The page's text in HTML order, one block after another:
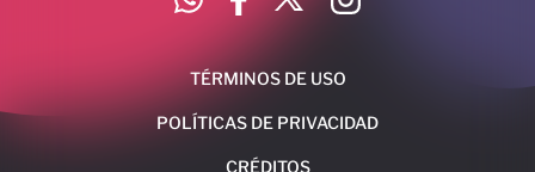
TÉRMINOS DE USO
POLÍTICAS DE PRIVACIDAD
CRÉDITOS